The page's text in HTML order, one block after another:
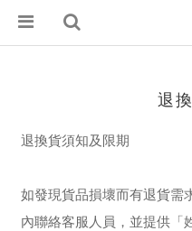
退
退換貨須知及限期
如發現貨品損壞而有退貨需
內聯絡客服人員，並提供「